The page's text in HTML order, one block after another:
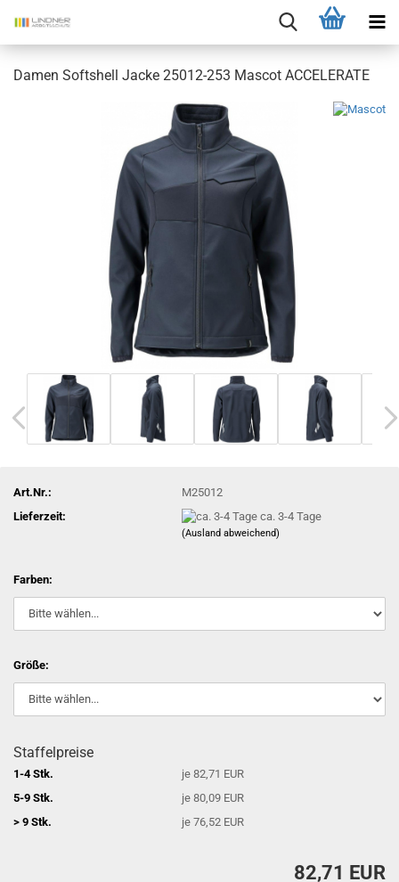
Damen Softshell Jacke 25012-253 Mascot ACCELERATE
Art.Nr.:
M25012
Lieferzeit:
ca. 3-4 Tage
(Ausland abweichend)
Farben:
Größe:
Staffelpreise
1-4 Stk.
je 82,71 EUR
5-9 Stk.
je 80,09 EUR
> 9 Stk.
je 76,52 EUR
82,71 EUR